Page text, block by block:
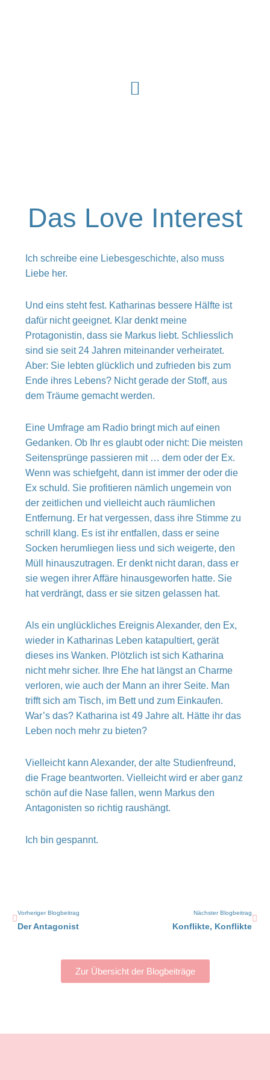
Das Love Interest
Ich schreibe eine Liebesgeschichte, also muss
Liebe her.
Und eins steht fest. Katharinas bessere Hälfte ist
dafür nicht geeignet. Klar denkt meine
Protagonistin, dass sie Markus liebt. Schliesslich
sind sie seit 24 Jahren miteinander verheiratet.
Aber: Sie lebten glücklich und zufrieden bis zum
Ende ihres Lebens? Nicht gerade der Stoff, aus
dem Träume gemacht werden.
Eine Umfrage am Radio bringt mich auf einen
Gedanken. Ob Ihr es glaubt oder nicht: Die meisten
Seitensprünge passieren mit … dem oder der Ex.
Wenn was schiefgeht, dann ist immer der oder die
Ex schuld. Sie profitieren nämlich ungemein von
der zeitlichen und vielleicht auch räumlichen
Entfernung. Er hat vergessen, dass ihre Stimme zu
schrill klang. Es ist ihr entfallen, dass er seine
Socken herumliegen liess und sich weigerte, den
Müll hinauszutragen. Er denkt nicht daran, dass er
sie wegen ihrer Affäre hinausgeworfen hatte. Sie
hat verdrängt, dass er sie sitzen gelassen hat.
Als ein unglückliches Ereignis Alexander, den Ex,
wieder in Katharinas Leben katapultiert, gerät
dieses ins Wanken. Plötzlich ist sich Katharina
nicht mehr sicher. Ihre Ehe hat längst an Charme
verloren, wie auch der Mann an ihrer Seite. Man
trifft sich am Tisch, im Bett und zum Einkaufen.
War’s das? Katharina ist 49 Jahre alt. Hätte ihr das
Leben noch mehr zu bieten?
Vielleicht kann Alexander, der alte Studienfreund,
die Frage beantworten. Vielleicht wird er aber ganz
schön auf die Nase fallen, wenn Markus den
Antagonisten so richtig raushängt.
Ich bin gespannt.
Zurück
Vorheriger Blogbeitrag
Der Antagonist
Nächster Blogbeitrag
Konflikte, Konflikte
Zur Übersicht der Blogbeiträge